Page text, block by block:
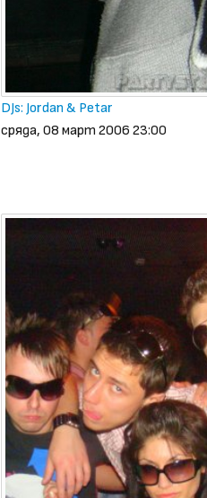
DJs: Jordan & Petar
сряда, 08 март 2006 23:00